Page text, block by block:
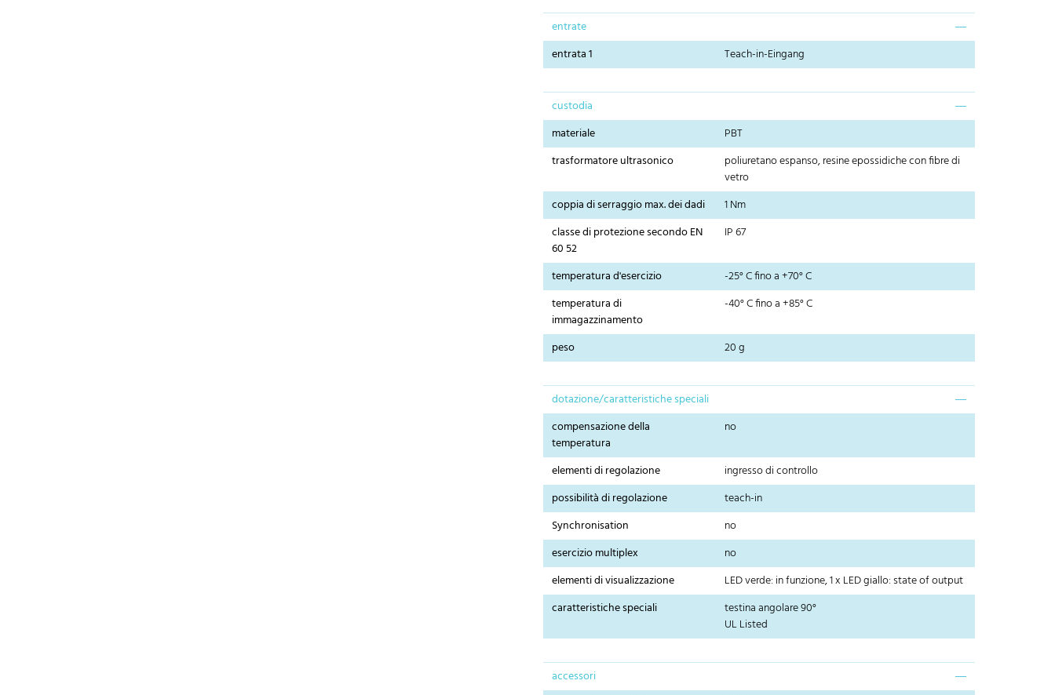
entrate
entrata 1
Teach-in-Eingang
custodia
materiale
PBT
trasformatore ultrasonico
poliuretano espanso, resine epossidiche con fibre di
vetro
coppia di serraggio max. dei dadi
1 Nm
classe di protezione secondo EN
60 52
IP 67
temperatura d'esercizio
-25° C fino a +70° C
temperatura di
immagazzinamento
-40° C fino a +85° C
peso 20 g
dotazione/caratteristiche speciali
compensazione della
temperatura
no
elementi di regolazione
ingresso di controllo
possibilità di regolazione
teach-in
Synchronisation
no
esercizio multiplex
no
elementi di visualizzazione
LED verde: in funzione, 1 x LED giallo: state of output
caratteristiche speciali
testina angolare 90°
UL Listed
accessori